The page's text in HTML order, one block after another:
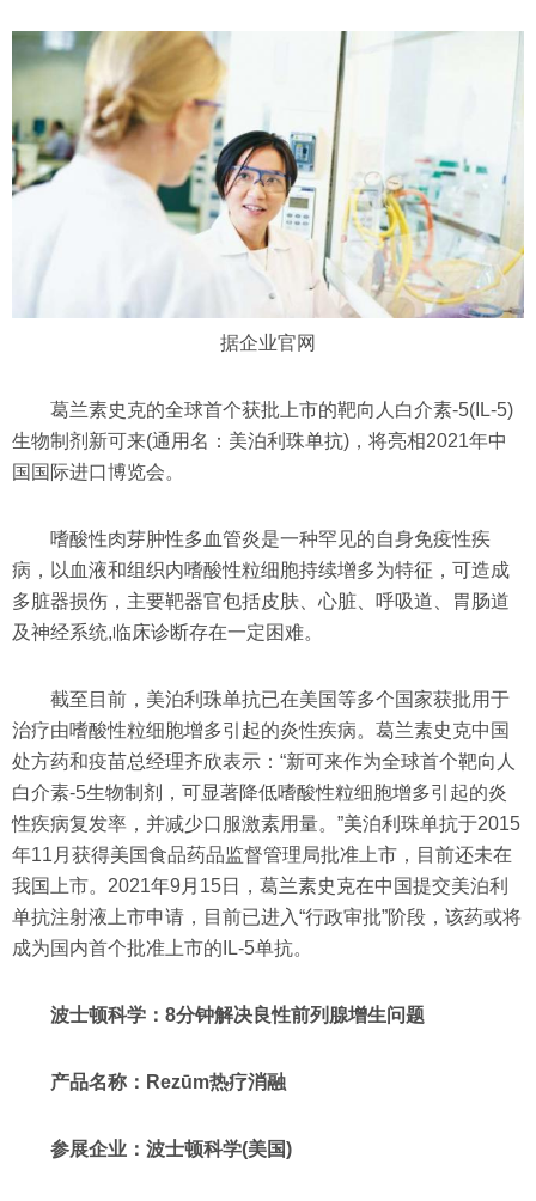
据企业官网
葛兰素史克的全球首个获批上市的靶向人白介素-5(IL-5)
生物制剂新可来(通用名：美泊利珠单抗)，将亮相2021年中
国国际进口博览会。
嗜酸性肉芽肿性多血管炎是一种罕见的自身免疫性疾
病，以血液和组织内嗜酸性粒细胞持续增多为特征，可造成
多脏器损伤，主要靶器官包括皮肤、心脏、呼吸道、胃肠道
及神经系统,临床诊断存在一定困难。
截至目前，美泊利珠单抗已在美国等多个国家获批用于
治疗由嗜酸性粒细胞增多引起的炎性疾病。葛兰素史克中国
处方药和疫苗总经理齐欣表示：“新可来作为全球首个靶向人
白介素-5生物制剂，可显著降低嗜酸性粒细胞增多引起的炎
性疾病复发率，并减少口服激素用量。”美泊利珠单抗于2015
年11月获得美国食品药品监督管理局批准上市，目前还未在
我国上市。2021年9月15日，葛兰素史克在中国提交美泊利
单抗注射液上市申请，目前已进入“行政审批”阶段，该药或将
成为国内首个批准上市的IL-5单抗。
波士顿科学：8分钟解决良性前列腺增生问题
产品名称：Rezūm热疗消融
参展企业：波士顿科学(美国)